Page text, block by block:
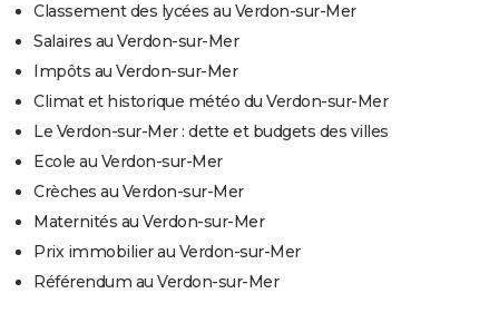
Classement des lycées au Verdon-sur-Mer
Salaires au Verdon-sur-Mer
Impôts au Verdon-sur-Mer
Climat et historique météo du Verdon-sur-Mer
Le Verdon-sur-Mer : dette et budgets des villes
Ecole au Verdon-sur-Mer
Crèches au Verdon-sur-Mer
Maternités au Verdon-sur-Mer
Prix immobilier au Verdon-sur-Mer
Référendum au Verdon-sur-Mer